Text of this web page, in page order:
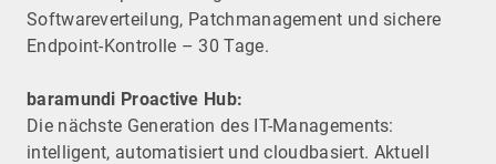
Software­verteilung, Patchmanagement und sichere
Endpoint-Kontrolle – 30 Tage.
baramundi Proactive Hub:
Die nächste Generation des IT-Managements:
intelligent, automatisiert und cloudbasiert. Aktuell